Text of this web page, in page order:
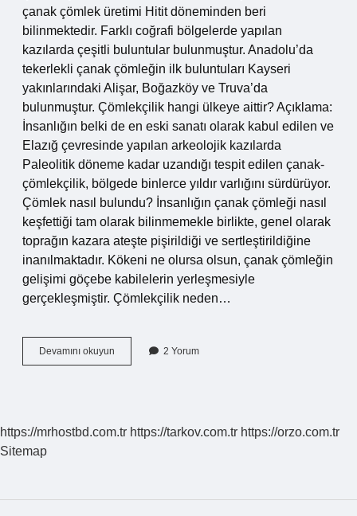
çanak çömlek üretimi Hitit döneminden beri
bilinmektedir. Farklı coğrafi bölgelerde yapılan
kazılarda çeşitli buluntular bulunmuştur. Anadolu’da
tekerlekli çanak çömleğin ilk buluntuları Kayseri
yakınlarındaki Alişar, Boğazköy ve Truva’da
bulunmuştur. Çömlekçilik hangi ülkeye aittir? Açıklama:
İnsanlığın belki de en eski sanatı olarak kabul edilen ve
Elazığ çevresinde yapılan arkeolojik kazılarda
Paleolitik döneme kadar uzandığı tespit edilen çanak-
çömlekçilik, bölgede binlerce yıldır varlığını sürdürüyor.
Çömlek nasıl bulundu? İnsanlığın çanak çömleği nasıl
keşfettiği tam olarak bilinmemekle birlikte, genel olarak
toprağın kazara ateşte pişirildiği ve sertleştirildiğine
inanılmaktadır. Kökeni ne olursa olsun, çanak çömleğin
gelişimi göçebe kabilelerin yerleşmesiyle
gerçekleşmiştir. Çömlekçilik neden…
Devamını okuyun Çömlekçilik
Kim
2 Yorum
https://mrhostbd.com.tr https://tarkov.com.tr https://orzo.com.tr
Sitemap